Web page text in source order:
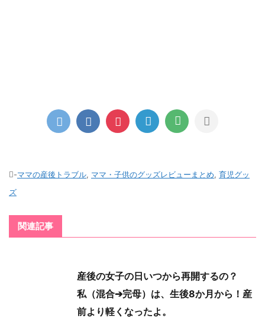
-ママの産後トラブル, ママ・子供のグッズレビューまとめ, 育児グッ
ズ
関連記事
産後の女子の日いつから再開するの？
私（混合➔完母）は、生後8か月から！産
前より軽くなったよ。